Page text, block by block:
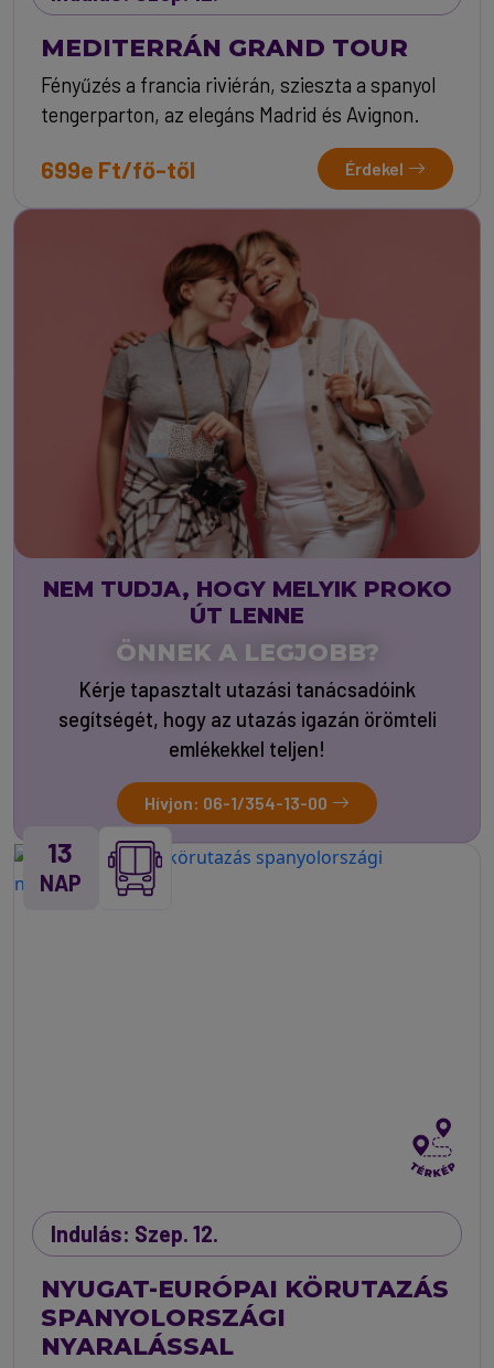
MEDITERRÁN GRAND TOUR
Fényűzés a francia riviérán, szieszta a spanyol
tengerparton, az elegáns Madrid és Avignon.
699e Ft/fő-től Érdekel
NEM TUDJA, HOGY MELYIK PROKO
ÚT LENNE
ÖNNEK A LEGJOBB?
Kérje tapasztalt utazási tanácsadóink
segítségét, hogy az utazás igazán örömteli
emlékekkel teljen!
Hívjon: 06-1/354-13-00
13
NAP
Indulás: Szep. 12.
NYUGAT-EURÓPAI KÖRUTAZÁS
SPANYOLORSZÁGI
NYARALÁSSAL